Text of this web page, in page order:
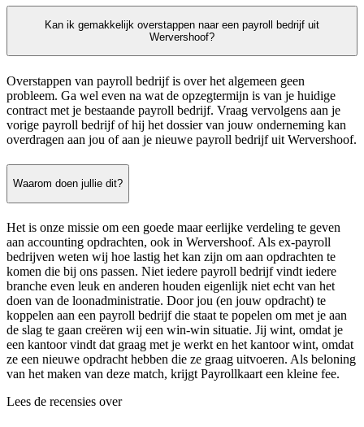
Kan ik gemakkelijk overstappen naar een payroll bedrijf uit
Wervershoof?
Overstappen van payroll bedrijf is over het algemeen geen
probleem. Ga wel even na wat de opzegtermijn is van je huidige
contract met je bestaande payroll bedrijf. Vraag vervolgens aan je
vorige payroll bedrijf of hij het dossier van jouw onderneming kan
overdragen aan jou of aan je nieuwe payroll bedrijf uit Wervershoof.
Waarom doen jullie dit?
Het is onze missie om een goede maar eerlijke verdeling te geven
aan accounting opdrachten, ook in Wervershoof. Als ex-payroll
bedrijven weten wij hoe lastig het kan zijn om aan opdrachten te
komen die bij ons passen. Niet iedere payroll bedrijf vindt iedere
branche even leuk en anderen houden eigenlijk niet echt van het
doen van de loonadministratie. Door jou (en jouw opdracht) te
koppelen aan een payroll bedrijf die staat te popelen om met je aan
de slag te gaan creëren wij een win-win situatie. Jij wint, omdat je
een kantoor vindt dat graag met je werkt en het kantoor wint, omdat
ze een nieuwe opdracht hebben die ze graag uitvoeren. Als beloning
van het maken van deze match, krijgt Payrollkaart een kleine fee.
Lees de recensies over